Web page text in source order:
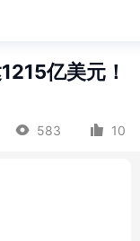
亿美元！
583 10